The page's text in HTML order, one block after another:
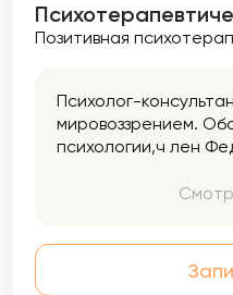
Позитивная
Психолог-
мировоззрением.
психологии,ч лен
реставратор и
Телефона доверия
поддержка и